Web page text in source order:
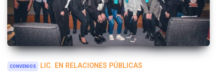
CONVENIOS LIC. EN RELACIONES PÚBLICAS